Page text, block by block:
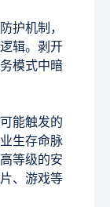
护机制，
辑。剥开
模式中暗
能触发的
生存命脉
等级的安
、游戏等